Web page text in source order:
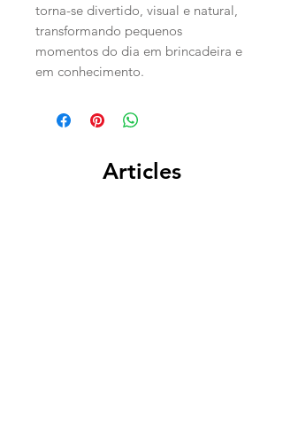
torna-se divertido, visual e natural,
transformando pequenos
momentos do dia em brincadeira e
em conhecimento.
Articles